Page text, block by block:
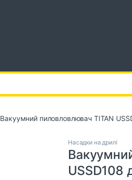
Вакуумний пиловловлювач TITAN
Насадки на дрилі
USSD108